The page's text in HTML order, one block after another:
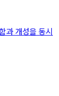
과 개성을 동시